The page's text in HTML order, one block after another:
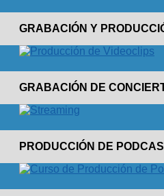
GRABACIÓN Y
GRABACIÓN DE
PRODUCCIÓN DE